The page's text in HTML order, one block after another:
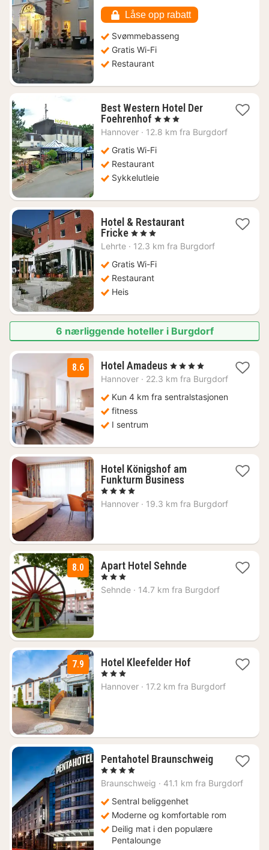
Låse opp rabatt
Svømmebasseng
Gratis Wi-Fi
Restaurant
Best Western Hotel Der
Foehrenhof 1
natt
837
kr.
, 3 Stjerner
Hannover · 12.8 km fra Burgdorf
Gratis Wi-Fi
Restaurant
Sykkelutleie
Hotel & Restaurant
Fricke1
natt
1391
kr.
, 3 Stjerner
Lehrte · 12.3 km fra Burgdorf
Gratis Wi-Fi
Restaurant
Heis
6 nærliggende hoteller i Burgdorf
8.6 Hotel Amadeus1
natt
1226
, 4 Stjerner
Hannover · 22.3 km fra Burgdorf
Kun 4 km fra sentralstasjonen
fitness
I sentrum
Hotel Königshof am
Funkturm Business1
fra
, 4 Stjerner
Hannover · 19.3 km fra Burgdorf
8.0 Apart Hotel Sehnde1
fra
1392
, 3 Stjerner
Sehnde · 14.7 km fra Burgdorf
7.9 Hotel Kleefelder Hof1
fra
926
, 3 Stjerner
Hannover · 17.2 km fra Burgdorf
Pentahotel Braunschweig
1
natt
1022
kr.
, 4 Stjerner
Braunschweig · 41.1 km fra Burgdorf
Sentral beliggenhet
Moderne og komfortable rom
Deilig mat i den populære
Pentalounge